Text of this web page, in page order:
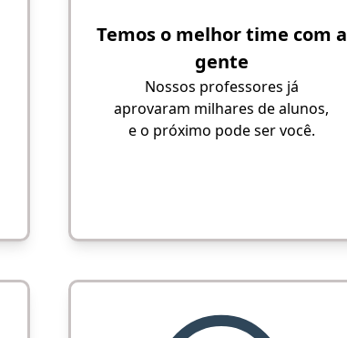
Temos o melhor time com a
gente
Nossos professores já
aprovaram milhares de alunos,
e o próximo pode ser você.